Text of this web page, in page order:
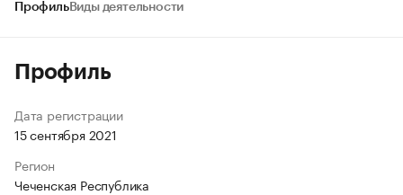
ПрофильВиды деятельности
Профиль
Дата регистрации
15 сентября 2021
Регион
Чеченская Республика